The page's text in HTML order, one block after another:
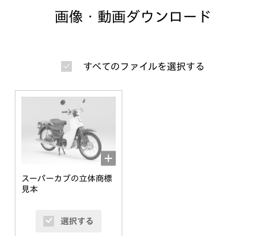
画像・動画ダウンロード
すべてのファイルを選択する
スーパーカブの立体商標
見本
選択する